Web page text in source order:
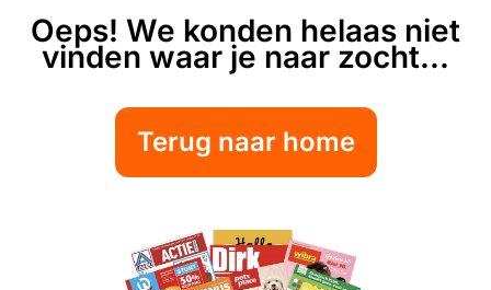
Oeps! We konden helaas niet
vinden waar je naar zocht...
Terug naar home